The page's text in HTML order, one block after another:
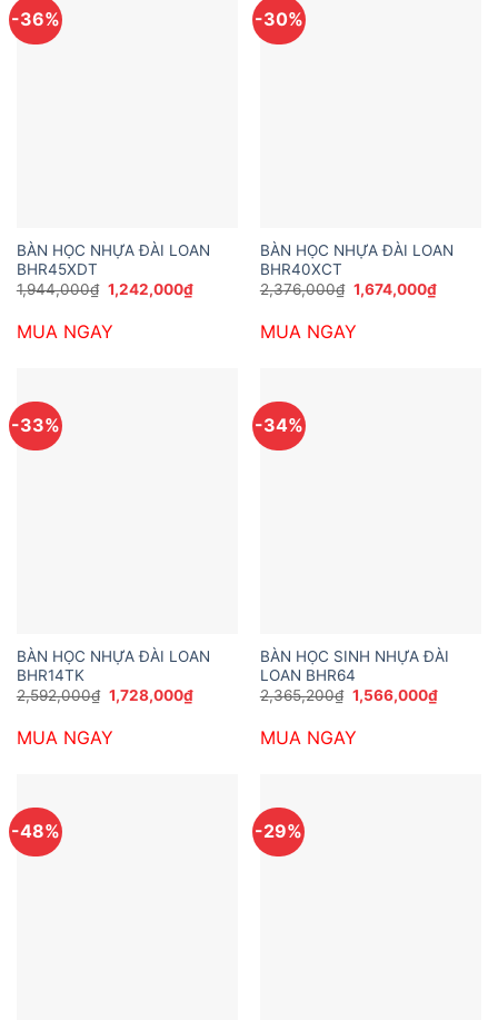
-36%
BÀN HỌC NHỰA ĐÀI LOAN
BHR45XDT
1,944,000₫ Giá
gốc
1,944,000₫.
1,242,000₫Giá
hiện
MUA NGAY
-30%
BÀN HỌC NHỰA ĐÀI LOAN
BHR40XCT
2,376,000₫ Giá
gốc
2,376,000₫.
1,674,000₫Giá
hiện
MUA NGAY
-33%
BÀN HỌC NHỰA ĐÀI LOAN
BHR14TK
2,592,000₫ Giá
gốc
2,592,000₫.
1,728,000₫Giá
hiện
MUA NGAY
-34%
BÀN HỌC SINH NHỰA ĐÀI
LOAN BHR64
2,365,200₫ Giá
gốc
2,365,200₫.
1,566,000₫Giá
hiện
MUA NGAY
-48% -29%